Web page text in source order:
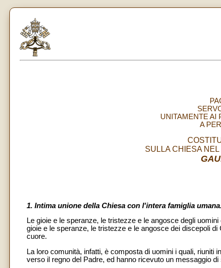
UNITAMENTE AI
A
SULLA CHIESA
1. Intima unione della Chiesa con l'intera famiglia
Le gioie e le speranze, le tristezze e le angosce degli
gioie e le speranze, le tristezze e le angosce dei discepoli
cuore.
La loro comunità, infatti, è composta di uomini i quali, riuniti
verso il regno del Padre, ed hanno ricevuto un messaggio